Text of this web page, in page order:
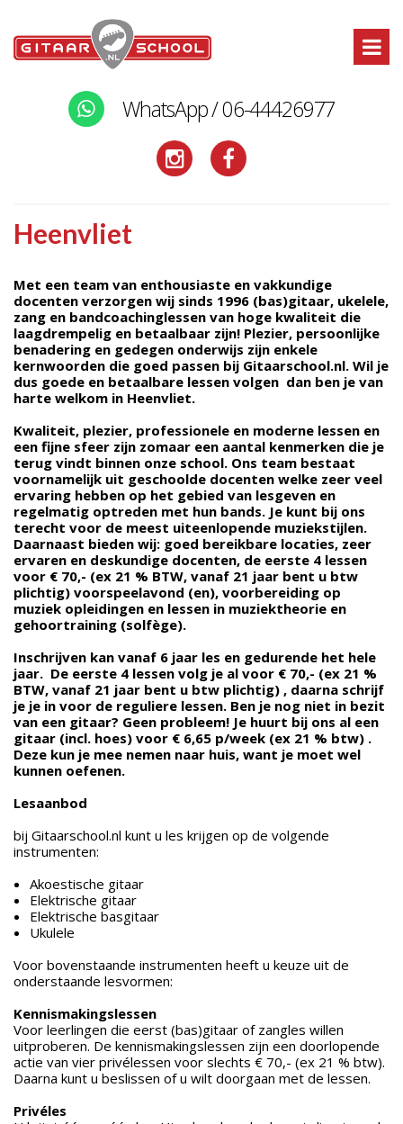
WhatsApp / 06-44426977
Heenvliet
Met een team van enthousiaste en vakkundige
docenten verzorgen wij sinds 1996 (bas)gitaar, ukelele,
zang en bandcoachinglessen van hoge kwaliteit die
laagdrempelig en betaalbaar zijn! Plezier, persoonlijke
benadering en gedegen onderwijs zijn enkele
kernwoorden die goed passen bij Gitaarschool.nl. Wil je
dus goede en betaalbare lessen volgen dan ben je van
harte welkom in Heenvliet.
Kwaliteit, plezier, professionele en moderne lessen en
een fijne sfeer zijn zomaar een aantal kenmerken die je
terug vindt binnen onze school. Ons team bestaat
voornamelijk uit geschoolde docenten welke zeer veel
ervaring hebben op het gebied van lesgeven en
regelmatig optreden met hun bands. Je kunt bij ons
terecht voor de meest uiteenlopende muziekstijlen.
Daarnaast bieden wij: goed bereikbare locaties, zeer
ervaren en deskundige docenten, de eerste 4 lessen
voor € 70,- (ex 21 % BTW, vanaf 21 jaar bent u btw
plichtig) voorspeelavond (en), voorbereiding op
muziek opleidingen en lessen in muziektheorie en
gehoortraining (solfège).
Inschrijven kan vanaf 6 jaar les en gedurende het hele
jaar. De eerste 4 lessen volg je al voor € 70,- (ex 21 %
BTW, vanaf 21 jaar bent u btw plichtig) , daarna schrijf
je je in voor de reguliere lessen. Ben je nog niet in bezit
van een gitaar? Geen probleem! Je huurt bij ons al een
gitaar (incl. hoes) voor € 6,65 p/week (ex 21 % btw) .
Deze kun je mee nemen naar huis, want je moet wel
kunnen oefenen.
Lesaanbod
bij Gitaarschool.nl kunt u les krijgen op de volgende
instrumenten:
Akoestische gitaar
Elektrische gitaar
Elektrische basgitaar
Ukulele
Voor bovenstaande instrumenten heeft u keuze uit de
onderstaande lesvormen:
Kennismakingslessen
Voor leerlingen die eerst (bas)gitaar of zangles willen
uitproberen. De kennismakingslessen zijn een doorlopende
actie van vier privélessen voor slechts € 70,- (ex 21 % btw).
Daarna kunt u beslissen of u wilt doorgaan met de lessen.
Privéles